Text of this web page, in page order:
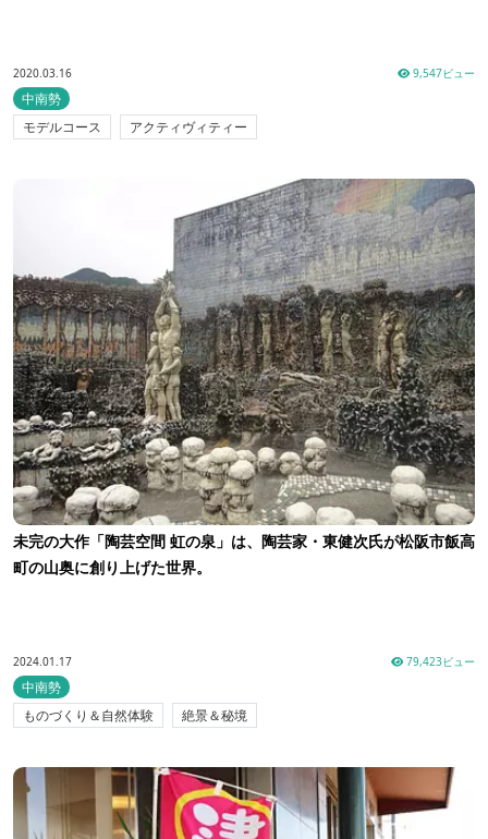
2020.03.16 9,547ビュー
中南勢
モデルコース
アクティヴィティー
未完の大作「陶芸空間 虹の泉」は、陶芸家・東健次氏が松阪市飯高
町の山奥に創り上げた世界。
2024.01.17 79,423ビュー
中南勢
ものづくり＆自然体験
絶景＆秘境